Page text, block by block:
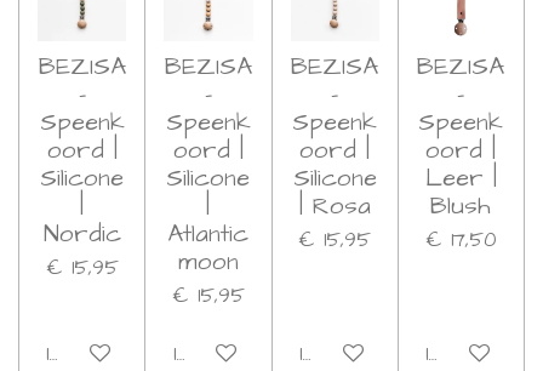
BEZISA
-
Speenk
oord |
Silicone
|
Nordic
€ 15,95
In winkelwagen
BEZISA
-
Speenk
oord |
Silicone
|
Atlantic
moon
€ 15,95
In winkelwagen
BEZISA
-
Speenk
oord |
Silicone
| Rosa
€ 15,95
In winkelwagen
BEZISA
-
Speenk
oord |
Leer |
Blush
€ 17,50
In